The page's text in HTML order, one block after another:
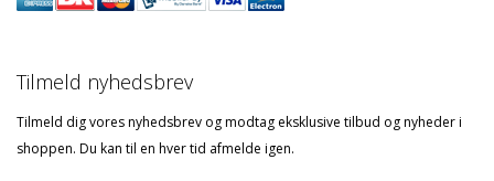
Tilmeld nyhedsbrev
Tilmeld dig vores nyhedsbrev og modtag eksklusive tilbud og nyheder i
shoppen. Du kan til en hver tid afmelde igen.